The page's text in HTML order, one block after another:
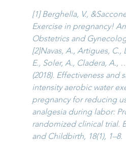
[1] Berghella, V.,
Exercise in pregnancy!
Obstetrics and
[2]Navas, A., Artigues, C.,
E., Soler, A., Cladera, A.,
(2018). Effectiveness and
intensity aerobic water
pregnancy for reducing
analgesia during labor:
randomized clinical trial.
and Childbirth, 18(1), 1–8.